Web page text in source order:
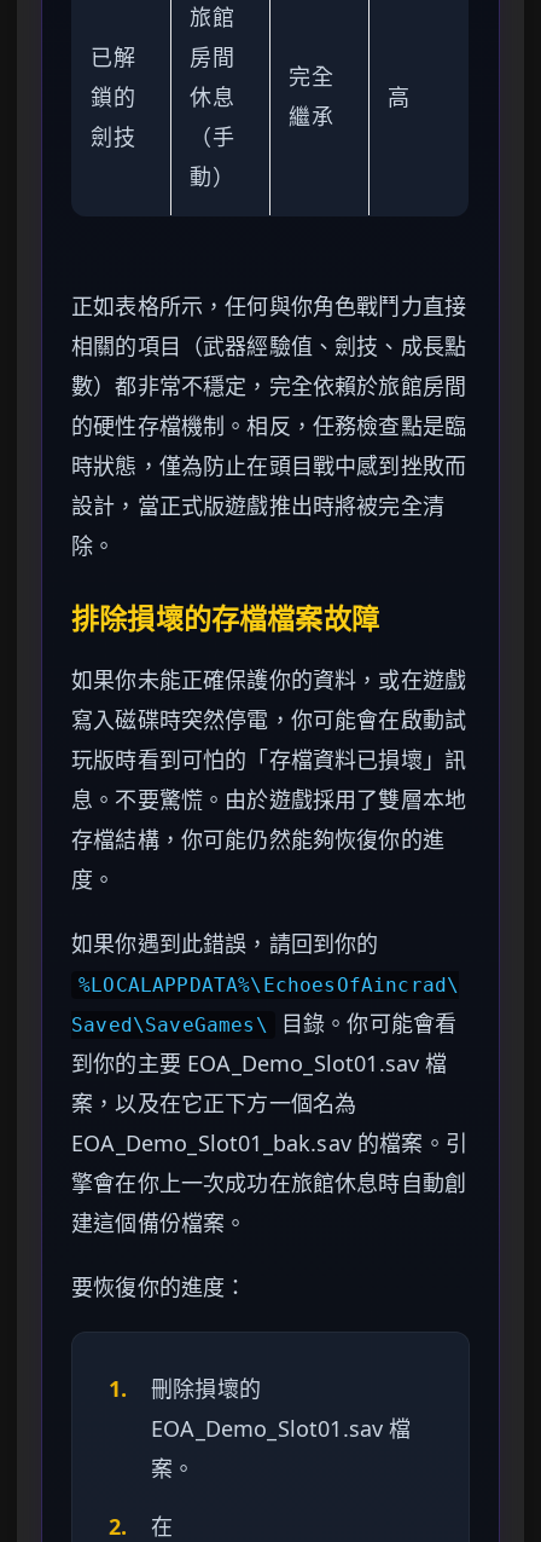
已解
鎖的
劍技
旅館
房間
休息
（手
動）
完全
繼承
高
正如表格所示，任何與你角色戰鬥力直接
相關的項目（武器經驗值、劍技、成長點
數）都非常不穩定，完全依賴於旅館房間
的硬性存檔機制。相反，任務檢查點是臨
時狀態，僅為防止在頭目戰中感到挫敗而
設計，當正式版遊戲推出時將被完全清
除。
排除損壞的存檔檔案故障
如果你未能正確保護你的資料，或在遊戲
寫入磁碟時突然停電，你可能會在啟動試
玩版時看到可怕的「存檔資料已損壞」訊
息。不要驚慌。由於遊戲採用了雙層本地
存檔結構，你可能仍然能夠恢復你的進
度。
如果你遇到此錯誤，請回到你的
%LOCALAPPDATA%\EchoesOfAincrad\
Saved\SaveGames\
目錄。你可能會看
到你的主要 EOA_Demo_Slot01.sav 檔
案，以及在它正下方一個名為
EOA_Demo_Slot01_bak.sav 的檔案。引
擎會在你上一次成功在旅館休息時自動創
建這個備份檔案。
要恢復你的進度：
1.
刪除損壞的
EOA_Demo_Slot01.sav 檔
案。
2.
在